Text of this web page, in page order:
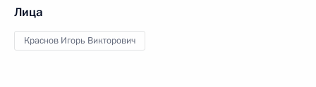
Лица
Краснов Игорь Викторович